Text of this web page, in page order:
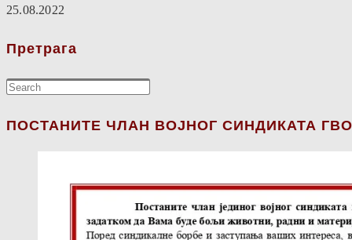
25.08.2022
Претрага
ПОСТАНИТЕ ЧЛАН ВОЈНОГ СИНДИКАТА